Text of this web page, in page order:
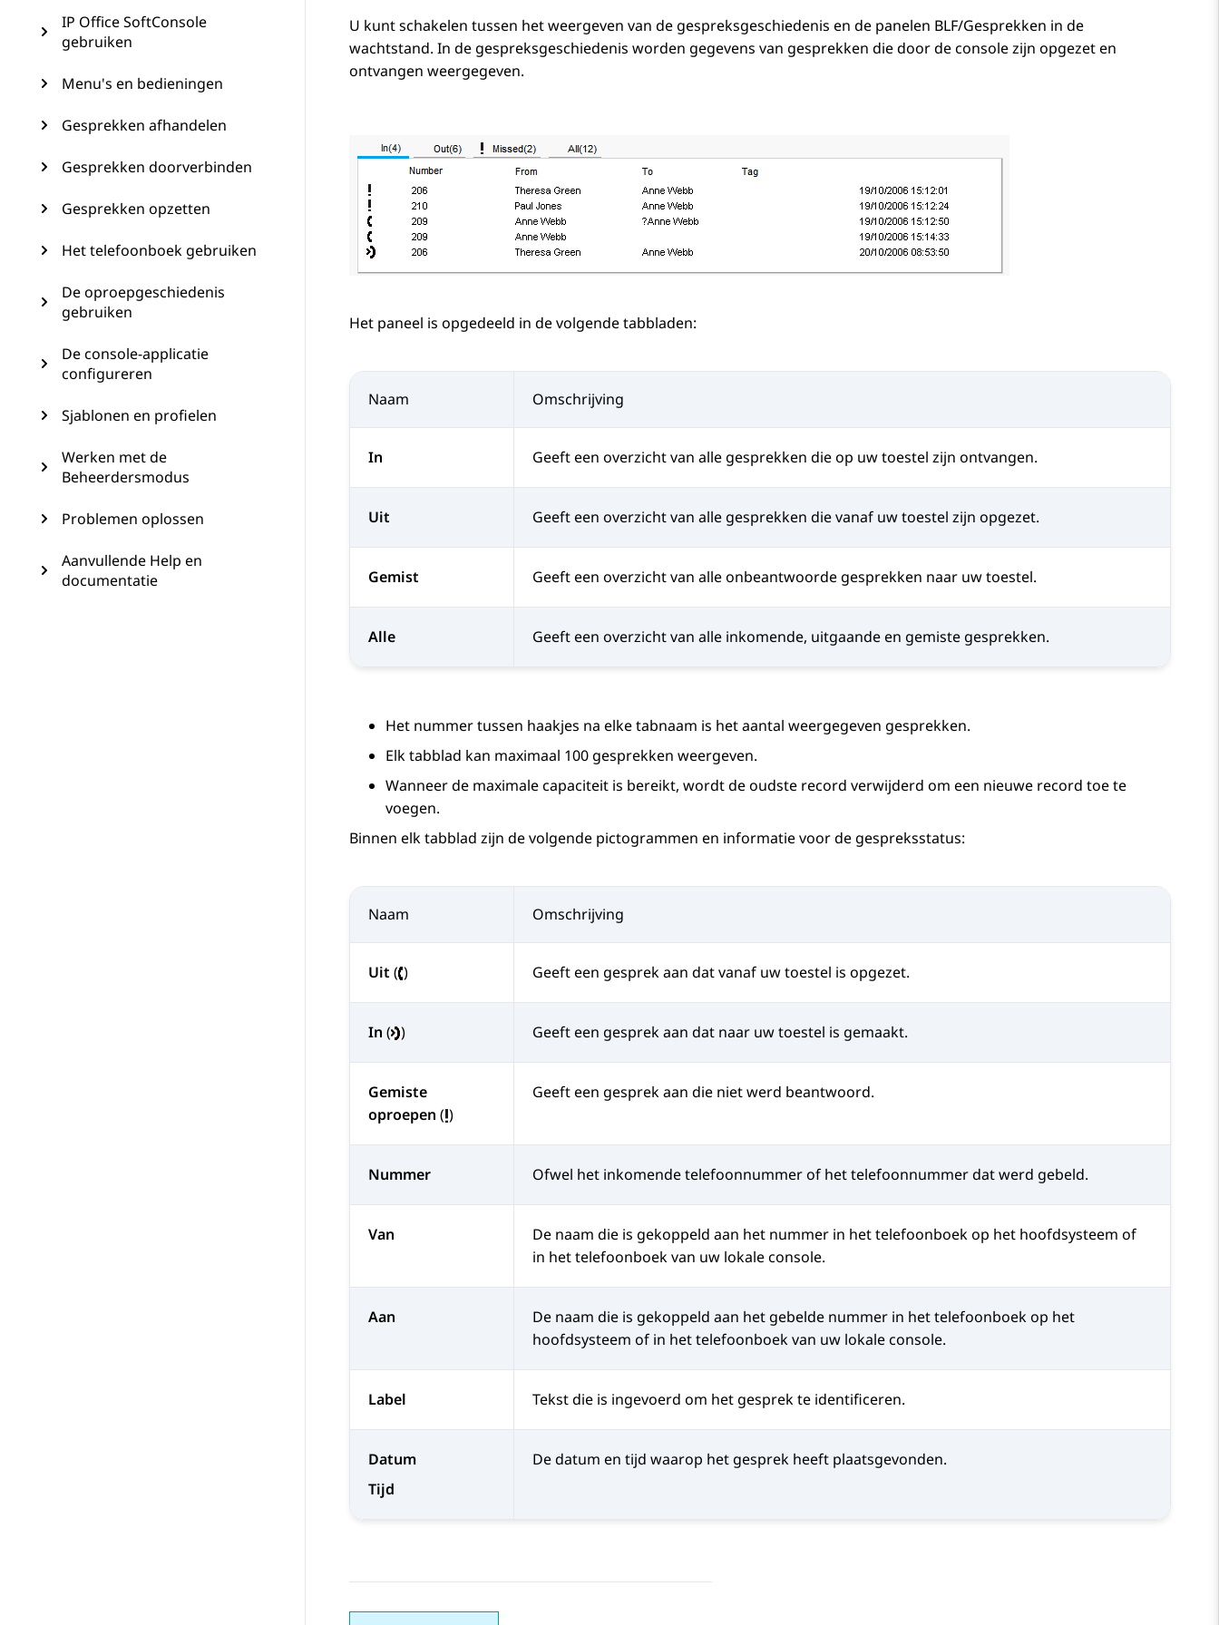
IP Office SoftConsole
gebruiken
Menu's en bedieningen
Gesprekken afhandelen
Gesprekken doorverbinden
Gesprekken opzetten
Het telefoonboek gebruiken
De oproepgeschiedenis
gebruiken
De console-applicatie
configureren
Sjablonen en profielen
Werken met de
Beheerdersmodus
Problemen oplossen
Aanvullende Help en
documentatie
U kunt schakelen tussen het weergeven van de gespreksgeschiedenis en de panelen BLF/Gesprekken in de
wachtstand. In de gespreksgeschiedenis worden gegevens van gesprekken die door de console zijn opgezet en
ontvangen weergegeven.
Het paneel is opgedeeld in de volgende tabbladen:
Naam Omschrijving
In Geeft een overzicht van alle gesprekken die op uw toestel zijn ontvangen.
Uit Geeft een overzicht van alle gesprekken die vanaf uw toestel zijn opgezet.
Gemist Geeft een overzicht van alle onbeantwoorde gesprekken naar uw toestel.
Alle Geeft een overzicht van alle inkomende, uitgaande en gemiste gesprekken.
Het nummer tussen haakjes na elke tabnaam is het aantal weergegeven gesprekken.
Elk tabblad kan maximaal 100 gesprekken weergeven.
Wanneer de maximale capaciteit is bereikt, wordt de oudste record verwijderd om een nieuwe record toe te
voegen.
Binnen elk tabblad zijn de volgende pictogrammen en informatie voor de gespreksstatus:
Naam Omschrijving
Uit ( ) Geeft een gesprek aan dat vanaf uw toestel is opgezet.
In ( ) Geeft een gesprek aan dat naar uw toestel is gemaakt.
Gemiste
oproepen ( )
Geeft een gesprek aan die niet werd beantwoord.
Nummer Ofwel het inkomende telefoonnummer of het telefoonnummer dat werd gebeld.
Van
De naam die is gekoppeld aan het nummer in het telefoonboek op het hoofdsysteem of
in het telefoonboek van uw lokale console.
Aan
De naam die is gekoppeld aan het gebelde nummer in het telefoonboek op het
hoofdsysteem of in het telefoonboek van uw lokale console.
Label Tekst die is ingevoerd om het gesprek te identificeren.
Datum
Tijd
De datum en tijd waarop het gesprek heeft plaatsgevonden.